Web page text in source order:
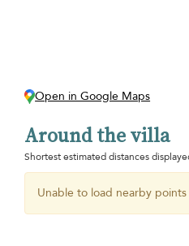
Open in Google Maps
Around the villa
Shortest estimated distances
Unable to load nearby